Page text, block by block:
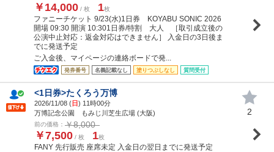
￥14,000 / 枚 1枚
ファニーチケット 9/23(水)1日券 KOYABU SONIC 2026
開場 09:30 開演 10:301日券/特割 大人 ［取引成立後の
公演中止対応：返金対応はできません］ 入金日の3日後ま
でに発送予定
ご入金後、マイページの連絡ボードで発...
発券番号 名義記載なし 塗りつぶしなし 質問受付
<1日券>たくろう万博
2026/11/08 (日) 11時00分
万博記念公園 もみじ川芝生広場 (大阪)
前の価格： ￥8,000
￥7,500 / 枚 1枚
FANY 先行販売 座席未定 入金日の翌日までに発送予定
2